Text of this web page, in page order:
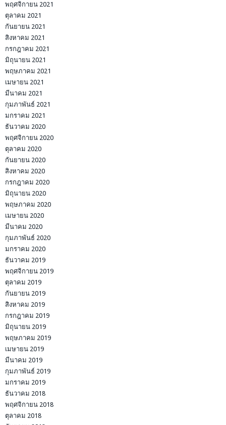
พฤศจิกายน 2021
ตุลาคม 2021
กันยายน 2021
สิงหาคม 2021
กรกฎาคม 2021
มิถุนายน 2021
พฤษภาคม 2021
เมษายน 2021
มีนาคม 2021
กุมภาพันธ์ 2021
มกราคม 2021
ธันวาคม 2020
พฤศจิกายน 2020
ตุลาคม 2020
กันยายน 2020
สิงหาคม 2020
กรกฎาคม 2020
มิถุนายน 2020
พฤษภาคม 2020
เมษายน 2020
มีนาคม 2020
กุมภาพันธ์ 2020
มกราคม 2020
ธันวาคม 2019
พฤศจิกายน 2019
ตุลาคม 2019
กันยายน 2019
สิงหาคม 2019
กรกฎาคม 2019
มิถุนายน 2019
พฤษภาคม 2019
เมษายน 2019
มีนาคม 2019
กุมภาพันธ์ 2019
มกราคม 2019
ธันวาคม 2018
พฤศจิกายน 2018
ตุลาคม 2018